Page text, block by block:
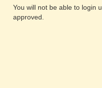
You will not be able to login
approved.